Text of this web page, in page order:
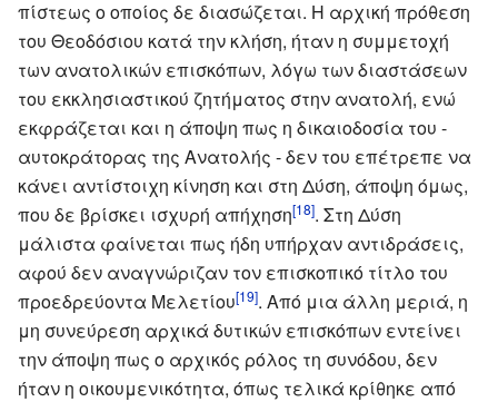
πίστεως ο οποίος δε διασώζεται. Η αρχική πρόθεση
του Θεοδόσιου κατά την κλήση, ήταν η συμμετοχή
των ανατολικών επισκόπων, λόγω των διαστάσεων
του εκκλησιαστικού ζητήματος στην ανατολή, ενώ
εκφράζεται και η άποψη πως η δικαιοδοσία του -
αυτοκράτορας της Ανατολής - δεν του επέτρεπε να
κάνει αντίστοιχη κίνηση και στη Δύση, άποψη όμως,
που δε βρίσκει ισχυρή απήχηση[18]. Στη Δύση
μάλιστα φαίνεται πως ήδη υπήρχαν αντιδράσεις,
αφού δεν αναγνώριζαν τον επισκοπικό τίτλο του
προεδρεύοντα Μελετίου[19]. Από μια άλλη μεριά, η
μη συνεύρεση αρχικά δυτικών επισκόπων εντείνει
την άποψη πως ο αρχικός ρόλος τη συνόδου, δεν
ήταν η οικουμενικότητα, όπως τελικά κρίθηκε από